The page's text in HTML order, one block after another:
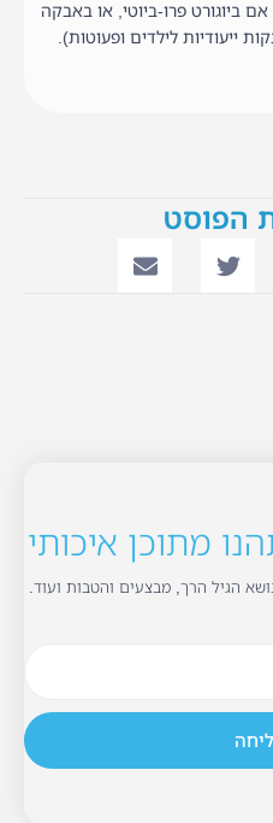
ביוגורט פרו-ביוטי, או באבקה
ייעודיות לילדים ופעוטות).
הפוסט
מתוכן איכותי
הגיל הרך, מבצעים והטבות ועוד.